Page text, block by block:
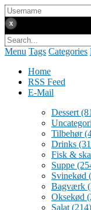
Menu Tags Categories
Home
RSS Feed
E-Mail
Dessert
Tilbehør
Drinks
Fisk &
Suppe
Svinekød
Bagværk
Oksekød
Salat (214)